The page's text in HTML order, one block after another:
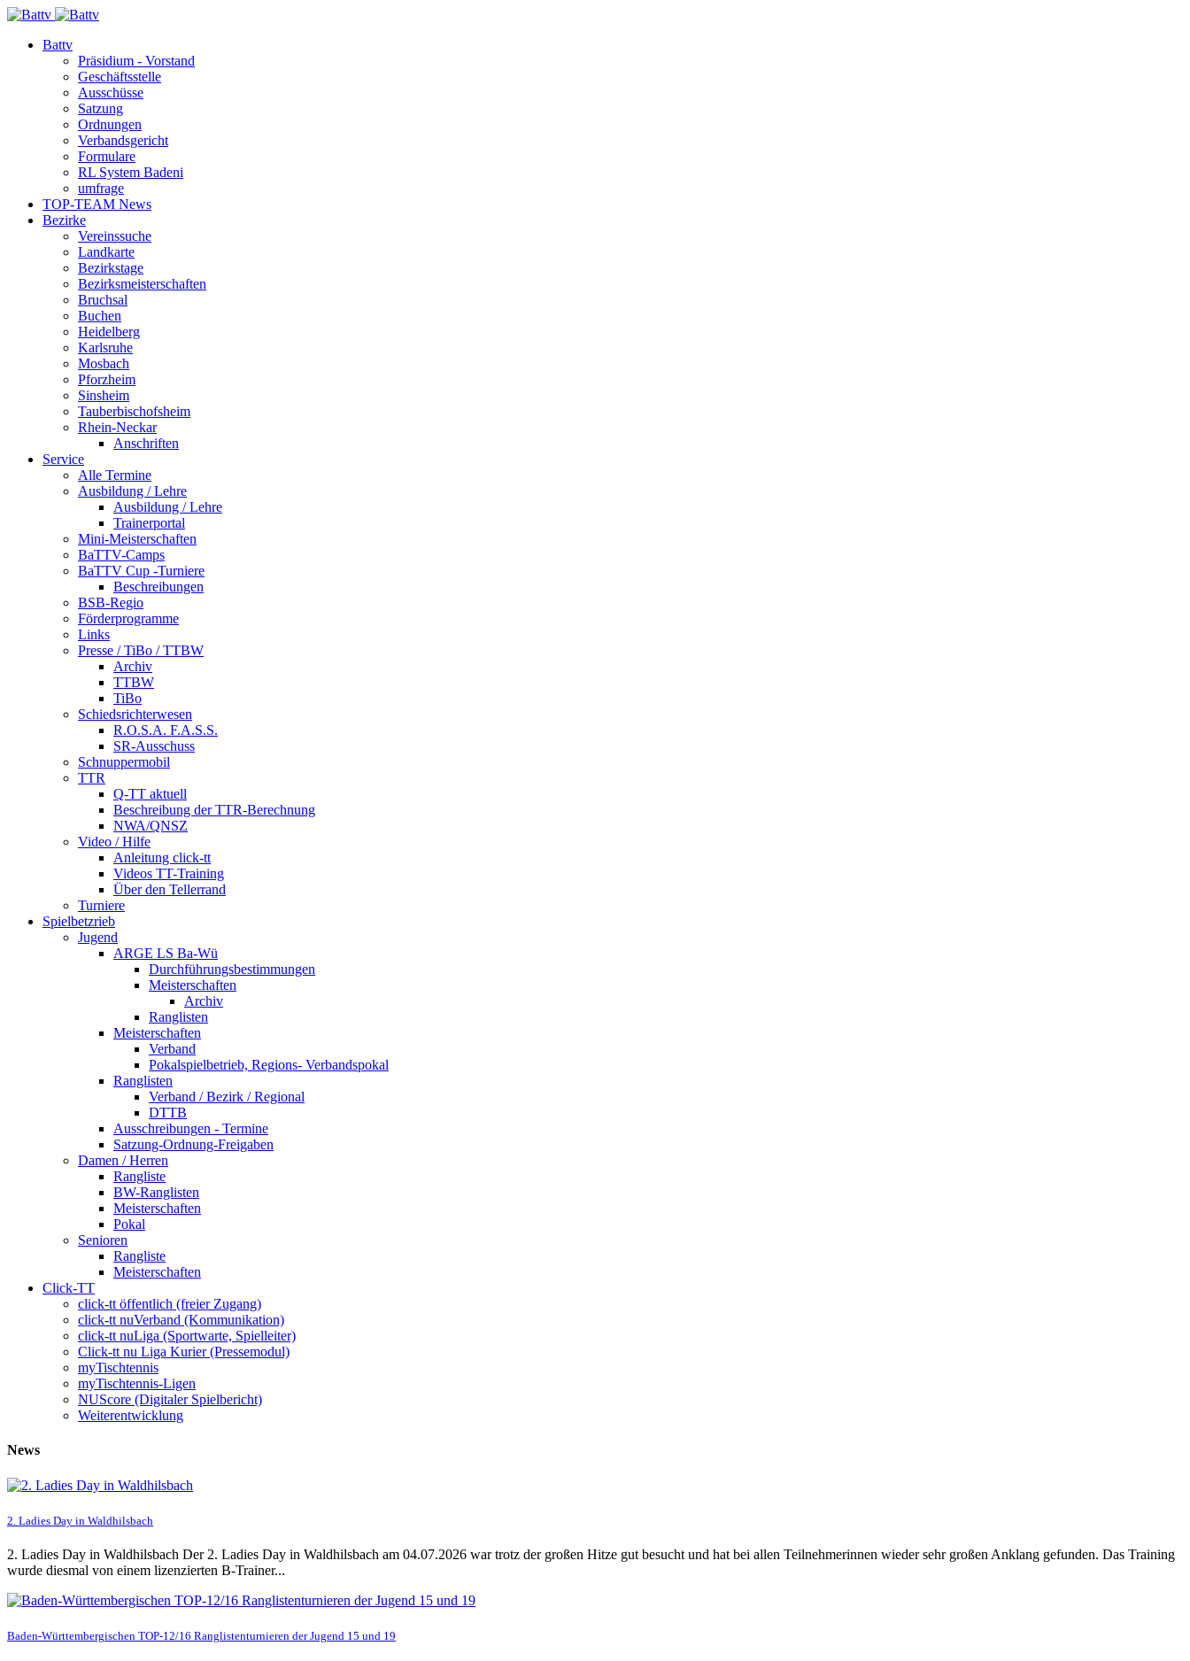
Battv
Präsidium - Vorstand
Geschäftsstelle
Ausschüsse
Satzung
Ordnungen
Verbandsgericht
Formulare
RL System Badeni
umfrage
TOP-TEAM News
Bezirke
Vereinssuche
Landkarte
Bezirkstage
Bezirksmeisterschaften
Bruchsal
Buchen
Heidelberg
Karlsruhe
Mosbach
Pforzheim
Sinsheim
Tauberbischofsheim
Rhein-Neckar
Anschriften
Service
Alle Termine
Ausbildung / Lehre
Ausbildung / Lehre
Trainerportal
Mini-Meisterschaften
BaTTV-Camps
BaTTV Cup -Turniere
Beschreibungen
BSB-Regio
Förderprogramme
Links
Presse / TiBo / TTBW
Archiv
TTBW
TiBo
Schiedsrichterwesen
R.O.S.A. F.A.S.S.
SR-Ausschuss
Schnuppermobil
TTR
Q-TT aktuell
Beschreibung der TTR-Berechnung
NWA/QNSZ
Video / Hilfe
Anleitung click-tt
Videos TT-Training
Über den Tellerrand
Turniere
Spielbetzrieb
Jugend
ARGE LS Ba-Wü
Durchführungsbestimmungen
Meisterschaften
Archiv
Ranglisten
Meisterschaften
Verband
Pokalspielbetrieb, Regions- Verbandspokal
Ranglisten
Verband / Bezirk / Regional
DTTB
Ausschreibungen - Termine
Satzung-Ordnung-Freigaben
Damen / Herren
Rangliste
BW-Ranglisten
Meisterschaften
Pokal
Senioren
Rangliste
Meisterschaften
Click-TT
click-tt öffentlich (freier Zugang)
click-tt nuVerband (Kommunikation)
click-tt nuLiga (Sportwarte, Spielleiter)
Click-tt nu Liga Kurier (Pressemodul)
myTischtennis
myTischtennis-Ligen
NUScore (Digitaler Spielbericht)
Weiterentwicklung
News
2. Ladies Day in Waldhilsbach
2. Ladies Day in Waldhilsbach Der 2. Ladies Day in Waldhilsbach am 04.07.2026 war trotz der großen Hitze gut besucht und hat bei allen Teilnehmerinnen wieder sehr großen Anklang gefunden. Das Training
wurde diesmal von einem lizenzierten B-Trainer...
Baden-Württembergischen TOP-12/16 Ranglistenturnieren der Jugend 15 und 19